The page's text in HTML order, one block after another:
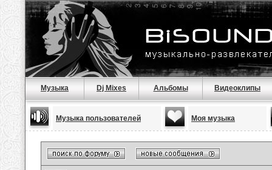
Музыка Dj Mixes Альбомы Видеоклипы
Музыка пользователей Моя музыка